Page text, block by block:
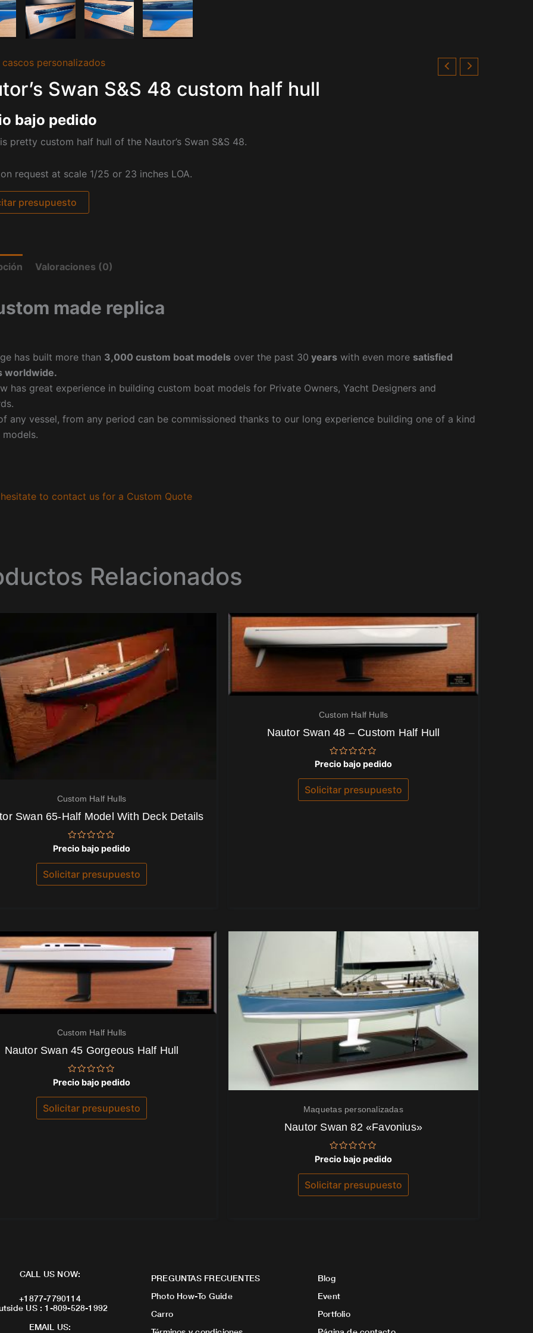
personalizados
Swan S&S 48 custom half hull
bajo pedido
pretty custom half hull of the Nautor’s Swan S&S 48.
request at scale 1/25 or 23 inches LOA.
presupuesto
Valoraciones (0)
made replica
has built more than 3,000 custom boat models over the past 30 years with even more satisfied
worldwide.
has great experience in building custom boat models for Private Owners, Yacht Designers and
any vessel, from any period can be commissioned thanks to our long experience building one of a kind
to contact us for a Custom Quote
Relacionados
Custom Half Hulls
Swan 65-Half Model With Deck Details
Valorado
con
0
de
5
Precio bajo pedido
Solicitar presupuesto
Custom Half Hulls
Nautor Swan 48 – Custom Half Hull
Valorado
con
0
de
5
Precio bajo pedido
Solicitar presupuesto
Custom Half Hulls
Nautor Swan 45 Gorgeous Half Hull
Valorado
con
0
de
5
Precio bajo pedido
Solicitar presupuesto Maquetas personalizadas
Nautor Swan 82 «Favonius»
Valorado
con
0
de
5
Precio bajo pedido
Solicitar presupuesto
CALL US NOW:
+1877-7790114
US : 1-809-528-1992
EMAIL US:
PREGUNTAS FRECUENTES
Photo How-To Guide
Carro
Blog
Event
Portfolio